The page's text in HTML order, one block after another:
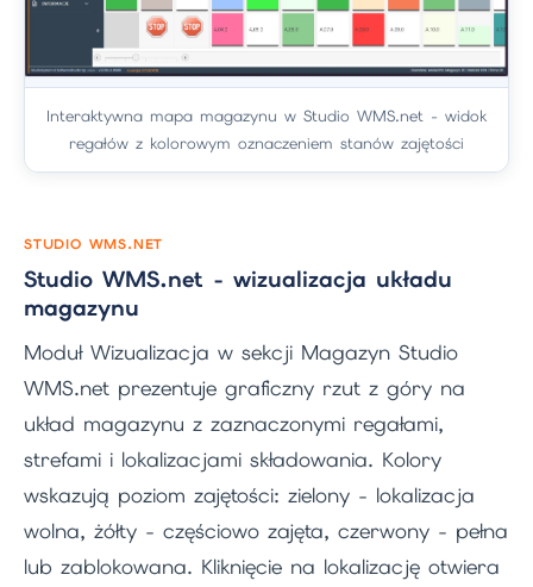
Interaktywna mapa magazynu w Studio WMS.net - widok
regałów z kolorowym oznaczeniem stanów zajętości
STUDIO WMS.NET
Studio WMS.net - wizualizacja układu
magazynu
Moduł Wizualizacja w sekcji Magazyn Studio
WMS.net prezentuje graficzny rzut z góry na
układ magazynu z zaznaczonymi regałami,
strefami i lokalizacjami składowania. Kolory
wskazują poziom zajętości: zielony - lokalizacja
wolna, żółty - częściowo zajęta, czerwony - pełna
lub zablokowana. Kliknięcie na lokalizację otwiera